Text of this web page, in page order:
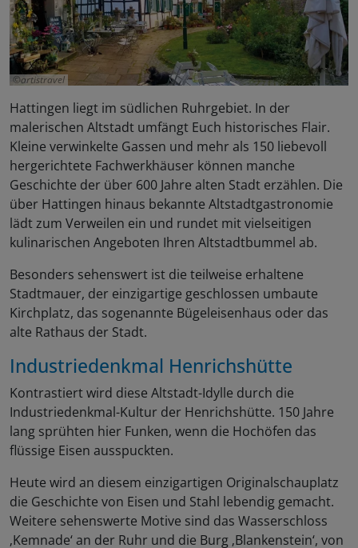
artistravel
Hattingen liegt im südlichen Ruhrgebiet. In der
malerischen Altstadt umfängt Euch historisches Flair.
Kleine verwinkelte Gassen und mehr als 150 liebevoll
hergerichtete Fachwerkhäuser können manche
Geschichte der über 600 Jahre alten Stadt erzählen. Die
über Hattingen hinaus bekannte Altstadtgastronomie
lädt zum Verweilen ein und rundet mit vielseitigen
kulinarischen Angeboten Ihren Altstadtbummel ab.
Besonders sehenswert ist die teilweise erhaltene
Stadtmauer, der einzigartige geschlossen umbaute
Kirchplatz, das sogenannte Bügeleisenhaus oder das
alte Rathaus der Stadt.
Industriedenkmal Henrichshütte
Kontrastiert wird diese Altstadt-Idylle durch die
Industriedenkmal-Kultur der Henrichshütte. 150 Jahre
lang sprühten hier Funken, wenn die Hochöfen das
flüssige Eisen ausspuckten.
Heute wird an diesem einzigartigen Originalschauplatz
die Geschichte von Eisen und Stahl lebendig gemacht.
Weitere sehenswerte Motive sind das Wasserschloss
‚Kemnade‘ an der Ruhr und die Burg ‚Blankenstein‘, von